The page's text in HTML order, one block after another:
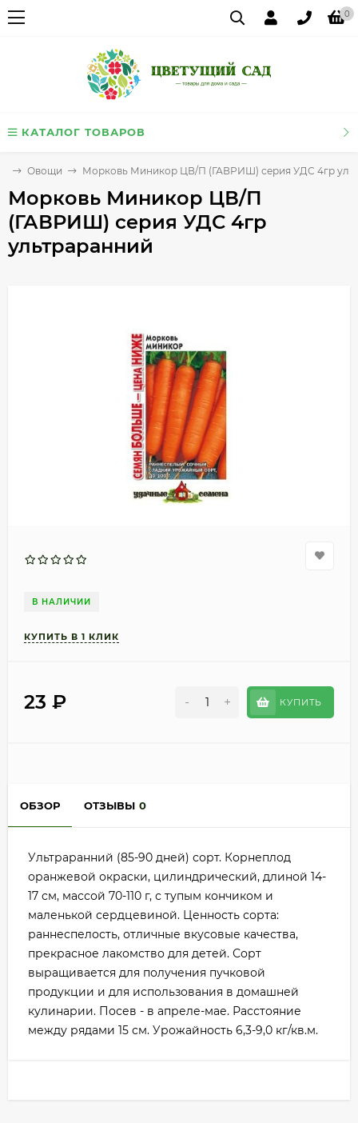
0
КАТАЛОГ ТОВАРОВ
Овощи Морковь Миникор ЦВ/П (ГАВРИШ) серия УДС 4гр
Морковь Миникор ЦВ/П
(ГАВРИШ) серия УДС 4гр
ультраранний
В НАЛИЧИИ
23 ₽ - + КУПИТЬ
ОБЗОР ОТЗЫВЫ 0
Ультраранний (85-90 дней) сорт. Корнеплод
оранжевой окраски, цилиндрический, длиной 14-
17 см, массой 70-110 г, с тупым кончиком и
маленькой сердцевиной. Ценность сорта:
раннеспелость, отличные вкусовые качества,
прекрасное лакомство для детей. Сорт
выращивается для получения пучковой
продукции и для использования в домашней
кулинарии. Посев - в апреле-мае. Расстояние
между рядами 15 см. Урожайность 6,3-9,0 кг/кв.м.